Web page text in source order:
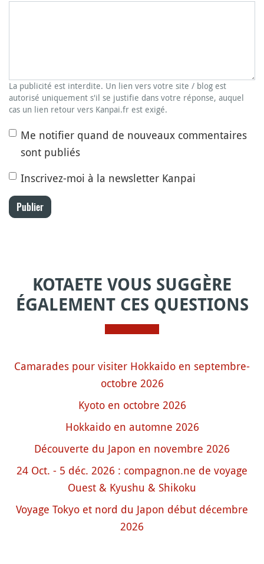
La publicité est interdite. Un lien vers votre site / blog est
autorisé uniquement s'il se justifie dans votre réponse, auquel
cas un lien retour vers Kanpai.fr est exigé.
Me notifier quand de nouveaux commentaires
sont publiés
Inscrivez-moi à la newsletter Kanpai
Publier
KOTAETE VOUS SUGGÈRE
ÉGALEMENT CES QUESTIONS
Camarades pour visiter Hokkaido en septembre-
octobre 2026
Kyoto en octobre 2026
Hokkaido en automne 2026
Découverte du Japon en novembre 2026
24 Oct. - 5 déc. 2026 : compagnon.ne de voyage
Ouest & Kyushu & Shikoku
Voyage Tokyo et nord du Japon début décembre
2026